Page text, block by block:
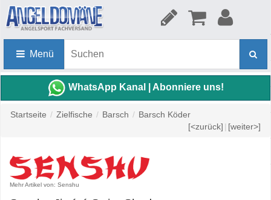
Menü
WhatsApp Kanal | Abonniere uns!
Startseite / Zielfische / Barsch / Barsch Köder
[<zurück] | [weiter>]
Mehr Artikel von: Senshu